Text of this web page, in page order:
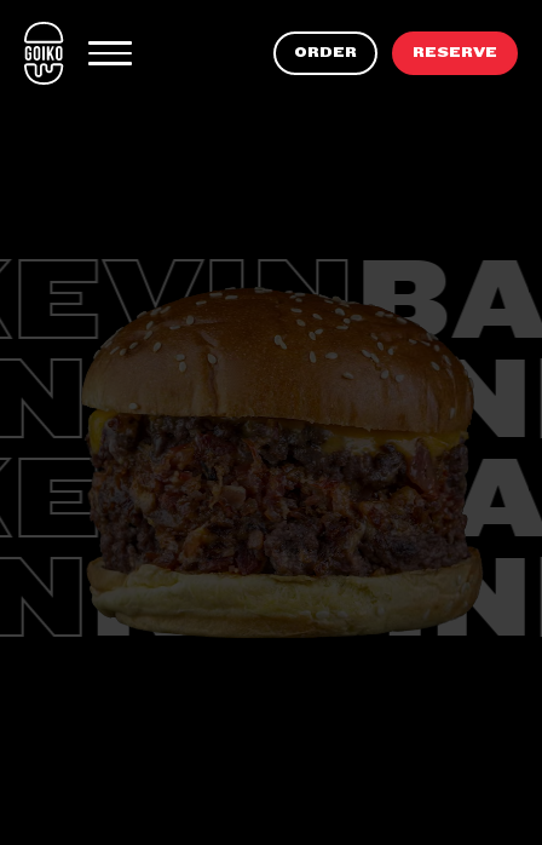
ORDER
ORDER
RESERVE
MENU
OUR RESTAURANTS
FOODTRUCKS